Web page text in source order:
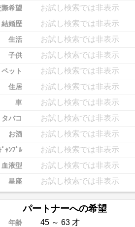
際希望 お試し検索では非表示
結婚歴 お試し検索では非表示
生活 お試し検索では非表示
子供 お試し検索では非表示
ペット お試し検索では非表示
住居 お試し検索では非表示
車 お試し検索では非表示
タバコ お試し検索では非表示
お酒 お試し検索では非表示
ﾞｬﾝﾌﾞﾙ お試し検索では非表示
血液型 お試し検索では非表示
星座 お試し検索では非表示
パートナーへの希望
年齢 45 ～ 63 才